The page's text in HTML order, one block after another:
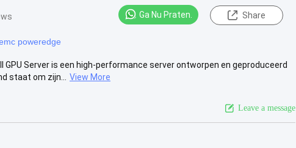
Ga Nu Praten. Share
poweredge
Server is een high-performance server ontworpen en geproduceerd
staat om zijn...
View More
Leave a message